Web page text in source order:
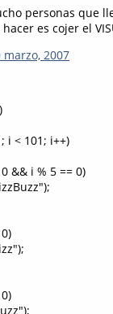
personas que
es cojer el
2007
i < 101; i++)
&& i % 5 == 0)